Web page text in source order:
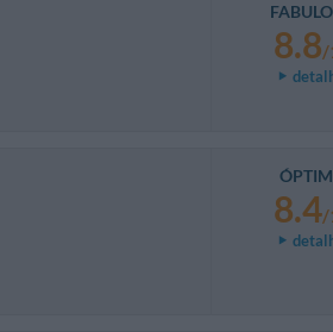
8.8/
8.4/